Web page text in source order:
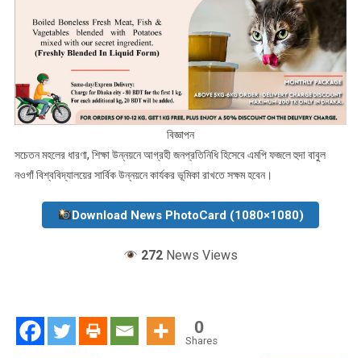
বিজ্ঞাপন
সচেতন মহলের ধারণা, শিক্ষা উন্নয়নে আগ্রহী জনপ্রতিনিধি হিসেবে এমপি ফজলে হুদা বাবুল
নওগাঁ বিশ্ববিদ্যালয়ের সার্বিক উন্নয়নে কার্যকর ভূমিকা রাখতে সক্ষম হবেন।
Download News PhotoCard (1080×1080)
272 News Views
0
Shares